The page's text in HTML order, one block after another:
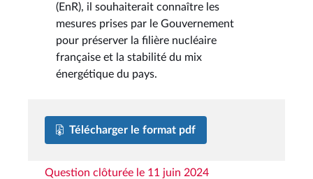
(EnR), il souhaiterait connaître les
mesures prises par le Gouvernement
pour préserver la filière nucléaire
française et la stabilité du mix
énergétique du pays.
Télécharger le format pdf
Question clôturée le 11 juin 2024